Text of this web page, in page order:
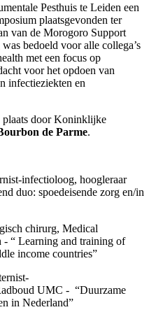
Pesthuis te Leiden een
plaatsgevonden ter
van de Morogoro Support
bedoeld voor alle collega’s
met een focus op
voor het opdoen van
infectieziekten en
plaats door Koninklijke
de Parme.
infectioloog, hoogleraar
duo: spoedeisende zorg en/in
chirurg, Medical
“ Learning and training of
income countries”
UMC - “Duurzame
in Nederland”